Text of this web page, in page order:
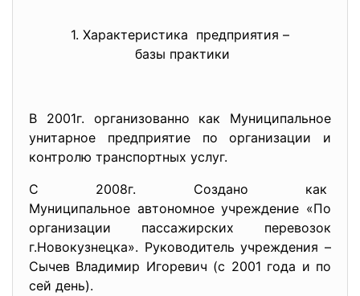
1. Характеристика предприятия –
базы практики
В 2001г. организованно как Муниципальное
унитарное предприятие по организации и
контролю транспортных услуг.
С 2008г. Создано как
Муниципальное автономное учреждение «По
организации пассажирских перевозок
г.Новокузнецка». Руководитель учреждения –
Сычев Владимир Игоревич (с 2001 года и по
сей день).